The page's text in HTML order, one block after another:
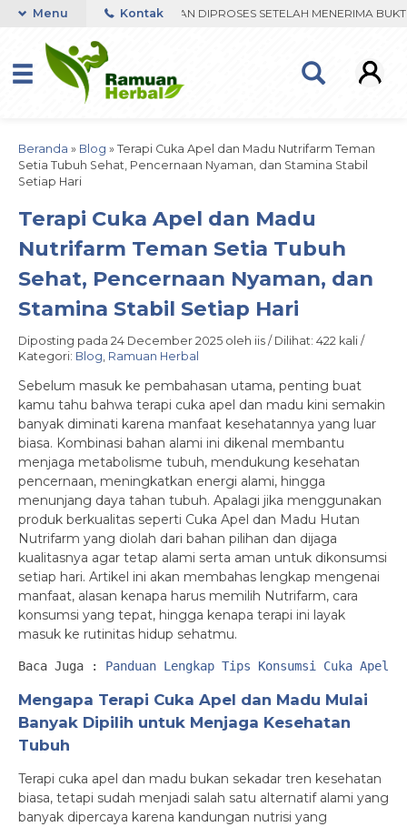
WHATSAPP. PENGIRIMAN DIPROSES SETELAH MENERIMA BUKTI
Menu Kontak
Beranda » Blog » Terapi Cuka Apel dan Madu Nutrifarm Teman
Setia Tubuh Sehat, Pencernaan Nyaman, dan Stamina Stabil
Setiap Hari
Terapi Cuka Apel dan Madu
Nutrifarm Teman Setia Tubuh
Sehat, Pencernaan Nyaman, dan
Stamina Stabil Setiap Hari
Diposting pada 24 December 2025 oleh iis / Dilihat: 422 kali /
Kategori: Blog, Ramuan Herbal
Sebelum masuk ke pembahasan utama, penting buat
kamu tahu bahwa terapi cuka apel dan madu kini semakin
banyak diminati karena manfaat kesehatannya yang luar
biasa. Kombinasi bahan alami ini dikenal membantu
menjaga metabolisme tubuh, mendukung kesehatan
pencernaan, meningkatkan energi alami, hingga
menunjang daya tahan tubuh. Apalagi jika menggunakan
produk berkualitas seperti Cuka Apel dan Madu Hutan
Nutrifarm yang diolah dari bahan pilihan dan dijaga
kualitasnya agar tetap alami serta aman untuk dikonsumsi
setiap hari. Artikel ini akan membahas lengkap mengenai
manfaat, alasan kenapa harus memilih Nutrifarm, cara
konsumsi yang tepat, hingga kenapa terapi ini layak
masuk ke rutinitas hidup sehatmu.
Baca Juga : Panduan Lengkap Tips Konsumsi Cuka Apel
Mengapa Terapi Cuka Apel dan Madu Mulai
Banyak Dipilih untuk Menjaga Kesehatan
Tubuh
Terapi cuka apel dan madu bukan sekadar tren kesehatan
biasa, tetapi sudah menjadi salah satu alternatif alami yang
banyak dipercaya karena kandungan nutrisi yang